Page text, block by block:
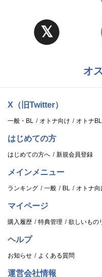
オ
X（旧Twitter）
一般・BL オトナ向け オトナBL
はじめての方
はじめての方へ 新規会員登録
メインメニュー
ランキング 一般 BL オトナ向
マイページ
購入履歴 特典管理 欲しいもの
ヘルプ
お知らせ よくある質問
運営会社情報